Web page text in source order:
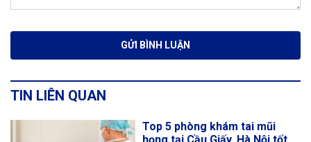
TIN LIÊN QUAN
Top 5 phòng khám tai mũi